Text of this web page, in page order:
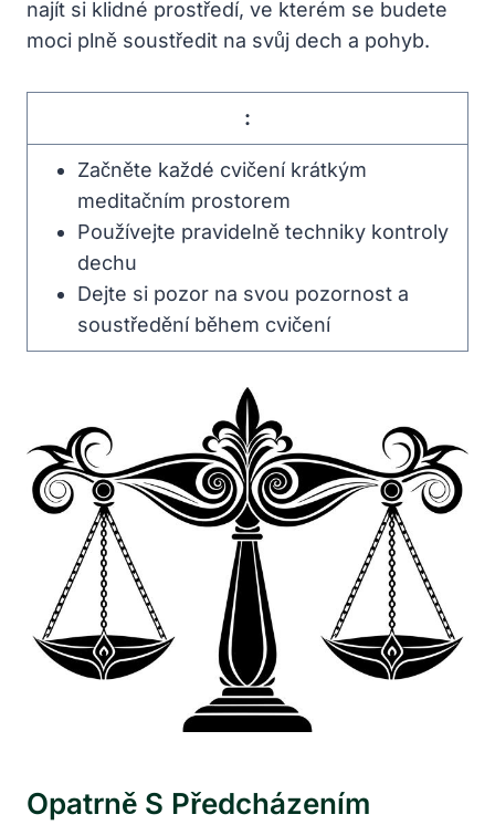
najít si klidné prostředí, ve kterém se budete
moci plně soustředit na svůj dech a pohyb.
:
Začněte každé cvičení krátkým
meditačním prostorem
Používejte pravidelně techniky kontroly
dechu
Dejte si pozor na svou pozornost a
soustředění během cvičení
Opatrně S Předcházením